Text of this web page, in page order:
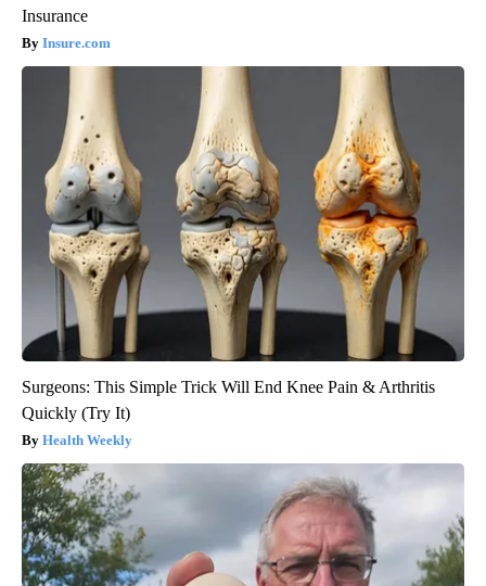
Insurance
Insure.com
Surgeons: This Simple Trick Will End Knee Pain & Arthritis
Quickly (Try It)
Health Weekly